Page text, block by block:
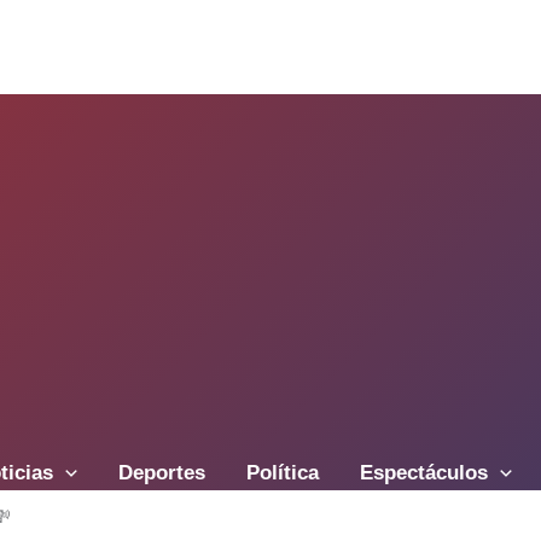
Deportes Política
Espectáculos